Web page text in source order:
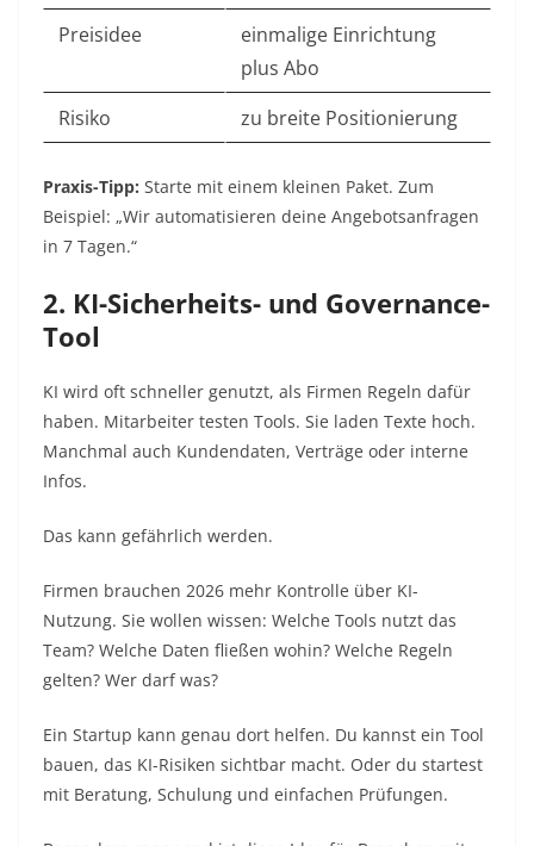
Preisidee
einmalige Einrichtung
plus Abo
Risiko
zu breite Positionierung
Praxis-Tipp: Starte mit einem kleinen Paket. Zum
Beispiel: „Wir automatisieren deine Angebotsanfragen
in 7 Tagen.“
2. KI-Sicherheits- und Governance-
Tool
KI wird oft schneller genutzt, als Firmen Regeln dafür
haben. Mitarbeiter testen Tools. Sie laden Texte hoch.
Manchmal auch Kundendaten, Verträge oder interne
Infos.
Das kann gefährlich werden.
Firmen brauchen 2026 mehr Kontrolle über KI-
Nutzung. Sie wollen wissen: Welche Tools nutzt das
Team? Welche Daten fließen wohin? Welche Regeln
gelten? Wer darf was?
Ein Startup kann genau dort helfen. Du kannst ein Tool
bauen, das KI-Risiken sichtbar macht. Oder du startest
mit Beratung, Schulung und einfachen Prüfungen.